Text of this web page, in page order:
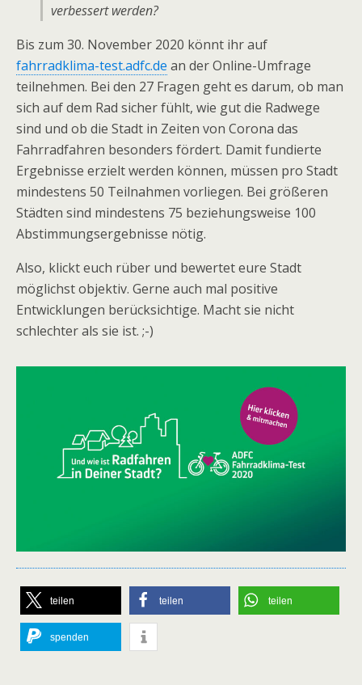
verbessert werden?
Bis zum 30. November 2020 könnt ihr auf
fahrradklima-test.adfc.de an der Online-Umfrage
teilnehmen. Bei den 27 Fragen geht es darum, ob man
sich auf dem Rad sicher fühlt, wie gut die Radwege
sind und ob die Stadt in Zeiten von Corona das
Fahrradfahren besonders fördert. Damit fundierte
Ergebnisse erzielt werden können, müssen pro Stadt
mindestens 50 Teilnahmen vorliegen. Bei größeren
Städten sind mindestens 75 beziehungsweise 100
Abstimmungsergebnisse nötig.
Also, klickt euch rüber und bewertet eure Stadt
möglichst objektiv. Gerne auch mal positive
Entwicklungen berücksichtige. Macht sie nicht
schlechter als sie ist. ;-)
teilen teilen teilen
spenden